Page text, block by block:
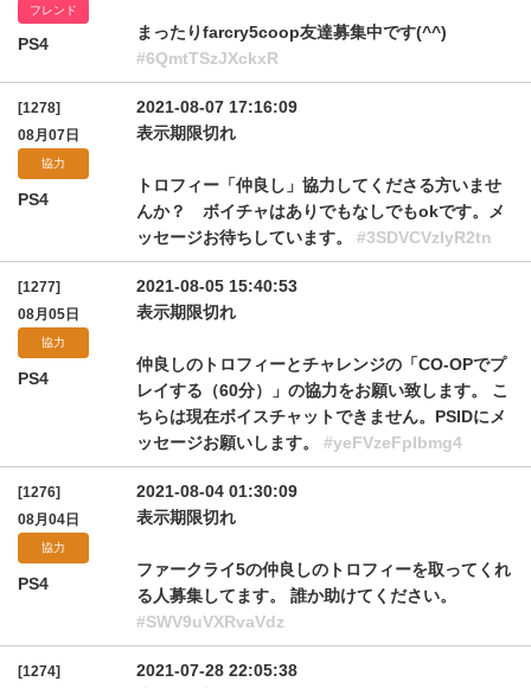
フレンド
PS4
まったりfarcry5coop友達募集中です(^^)
#6QmtTSzJXckxR
[1278]
08月07日
協力
PS4
2021-08-07 17:16:09
表示期限切れ
トロフィー「仲良し」協力してくださる方いませ
んか？ ボイチャはありでもなしでもokです。メ
ッセージお待ちしています。 #3SDVCVzIyR2tn
[1277]
08月05日
協力
PS4
2021-08-05 15:40:53
表示期限切れ
仲良しのトロフィーとチャレンジの「CO-OPでプ
レイする（60分）」の協力をお願い致します。 こ
ちらは現在ボイスチャットできません。PSIDにメ
ッセージお願いします。 #yeFVzeFpIbmg4
[1276]
08月04日
協力
PS4
2021-08-04 01:30:09
表示期限切れ
ファークライ5の仲良しのトロフィーを取ってくれ
る人募集してます。 誰か助けてください。
#SWV9uVXRvaVdz
[1274]
2021-07-28 22:05:38